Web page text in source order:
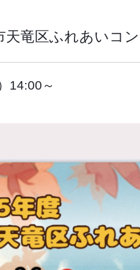
天竜区ふれあいコ
14:00～